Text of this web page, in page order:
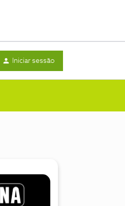
Iniciar sessão